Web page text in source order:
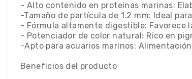
- Alto contenido en proteínas marinas:
-Tamaño de partícula de 1.2 mm: Ideal
- Fórmula altamente digestible: Favorece
- Potenciador de color natural: Rico en
-Apto para acuarios marinos:
Beneficios del producto